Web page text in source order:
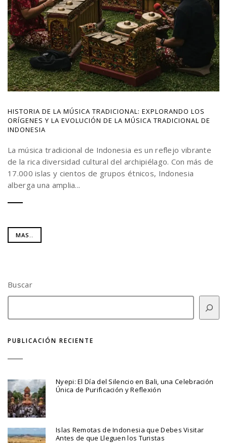
HISTORIA DE LA MÚSICA TRADICIONAL: EXPLORANDO LOS
ORÍGENES Y LA EVOLUCIÓN DE LA MÚSICA TRADICIONAL DE
INDONESIA
La música tradicional de Indonesia es un reflejo vibrante
de la rica diversidad cultural del archipiélago. Con más de
17.000 islas y cientos de grupos étnicos, Indonesia
alberga una amplia...
MAS..
Buscar
PUBLICACIÓN RECIENTE
Nyepi: El Día del Silencio en Bali, una Celebración
Única de Purificación y Reflexión
Islas Remotas de Indonesia que Debes Visitar
Antes de que Lleguen los Turistas